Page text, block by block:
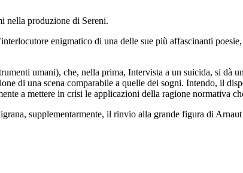
nella produzione di Sereni.
enigmatico di una delle sue più affascinanti poesie,
umani), che, nella prima, Intervista a un suicida, si dà
di una scena comparabile a quelle dei sogni. Intendo, il
a mettere in crisi le applicazioni della ragione normativa
supplementarmente, il rinvio alla grande figura di